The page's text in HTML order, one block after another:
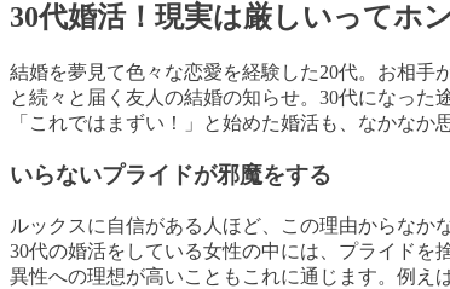
30代婚活！現実は厳しいってホ
結婚を夢見て色々な恋愛を経験した20代。お相手
と続々と届く友人の結婚の知らせ。30代になった
「これではまずい！」と始めた婚活も、なかな
いらないプライドが邪魔をする
ルックスに自信がある人ほど、この理由からなか
30代の婚活をしている女性の中には、プライド
異性への理想が高いこともこれに通じます。例